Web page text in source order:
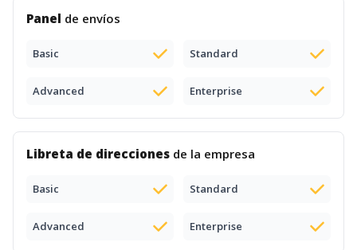
Panel de envíos
Basic Standard
Advanced Enterprise
Libreta de direcciones de la empresa
Basic Standard
Advanced Enterprise